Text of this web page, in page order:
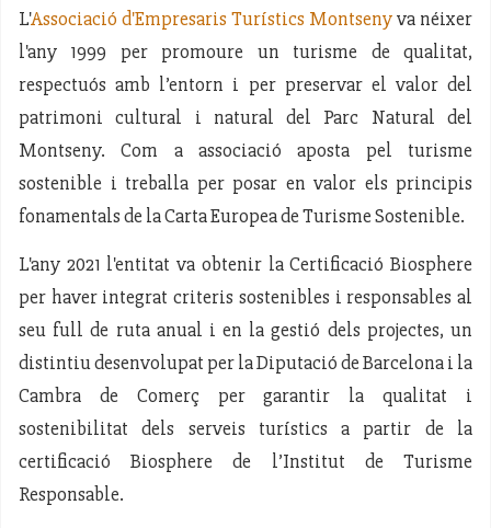
L'Associació d'Empresaris Turístics Montsenyva néixer
l'any 1999 per promoure un turisme de qualitat,
respectuós amb l’entorn i per preservar el valor del
patrimoni cultural i natural del Parc Natural del
Montseny. Com a associació aposta pel turisme
sostenible i treballa per posar en valor els principis
fonamentals de la Carta Europea de Turisme Sostenible.
L'any 2021 l'entitat va obtenir la Certificació Biosphere
per haver integrat criteris sostenibles i responsables al
seu full de ruta anual i en la gestió dels projectes, un
distintiu desenvolupat per la Diputació de Barcelona i la
Cambra de Comerç per garantir la qualitat i
sostenibilitat dels serveis turístics a partir de la
certificació Biosphere de l’Institut de Turisme
Responsable.